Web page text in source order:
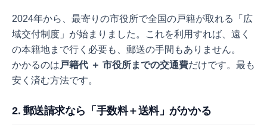
2024年から、最寄りの市役所で全国の戸籍が取れる「広
域交付制度」が始まりました。これを利用すれば、遠く
の本籍地まで行く必要も、郵送の手間もありません。
かかるのは 戸籍代 ＋ 市役所までの交通費だけです。最も
安く済む方法です。
2. 郵送請求なら「手数料＋送料」がかかる